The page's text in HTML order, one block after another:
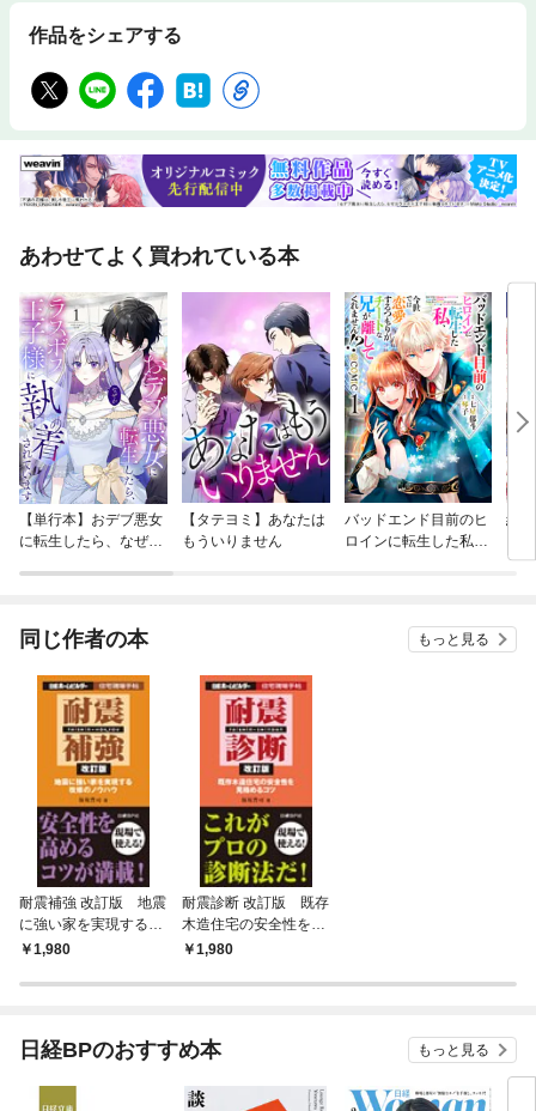
作品をシェアする
あわせてよく買われている本
【単行本】おデブ悪女
に転生したら、なぜか
【タテヨミ】あなたは
もういりません
バッドエンド目前のヒ
ロインに転生した私、
結
同じ作者の本 もっと見る
耐震補強 改訂版 地震
に強い家を実現する改
修のノウハウ
1,980
耐震診断 改訂版 既存
木造住宅の安全性を見
極めるコツ
1,980
日経BPのおすすめ本 もっと見る